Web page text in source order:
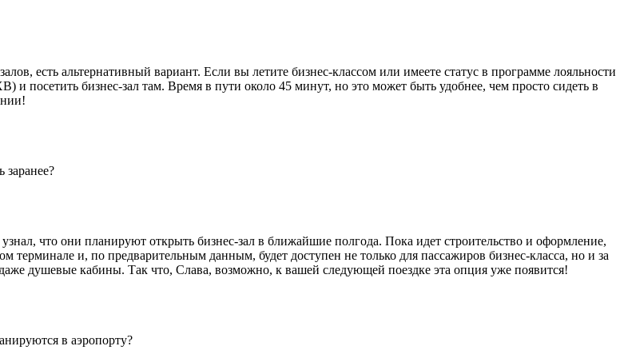
есть альтернативный вариант. Если вы летите бизнес-классом или имеете статус в программе лояльности
и посетить бизнес-зал там. Время в пути около 45 минут, но это может быть удобнее, чем просто сидеть в
что они планируют открыть бизнес-зал в ближайшие полгода. Пока идет строительство и оформление,
терминале и, по предварительным данным, будет доступен не только для пассажиров бизнес-класса, но и за
душевые кабины. Так что, Слава, возможно, к вашей следующей поездке эта опция уже появится!
в аэропорту?